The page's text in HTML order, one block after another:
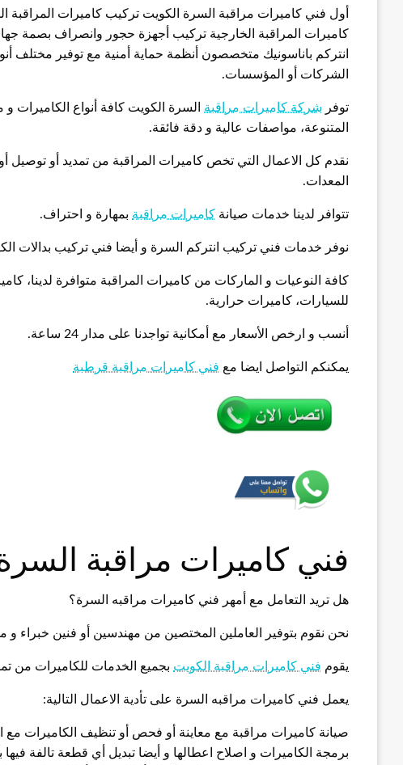
أول فني كاميرات مراقبة السرة الكويت تركيب كاميرات المراقبة
كاميرات المراقبة الخارجية تركيب أجهزة حجور وانصراف بصمة
انتركم باناسونيك متخصصون أنظمة حماية أمنية مع توفير مختلف
الشركات أو المؤسسات.
توفر شركة كاميرات مراقبة السرة الكويت كافة أنواع الكاميرات
المتنوعة، مواصفات عالية و دقة فائقة.
نقدم كل الاعمال التي تخص كاميرات المراقبة من تمديد أو توصيل
المعدات.
تتوافر لدينا خدمات صيانة كاميرات مراقبة بمهارة و احتراف.
نوفر خدمات فني تركيب انتركم السرة و أيضا فني تركيب بدالات
كافة النوعيات و الماركات من كاميرات المراقبة متوافرة لدينا،
للسيارات، كاميرات حرارية.
أنسب و ارخص الأسعار مع أمكانية تواجدنا على مدار 24 ساعة.
يمكنكم التواصل ايضا مع فني كاميرات مراقبة قرطبة
فني كاميرات مراقبة
هل تريد التعامل مع أمهر فني كاميرات مراقبه السرة؟
نحن نقوم بتوفير العاملين المختصين من مهندسين أو فنين خبراء و
يقوم فني كاميرات مراقبة الكويت بجميع الخدمات للكاميرات من
يعمل فني كاميرات مراقبه السرة على تأدية الاعمال التالية:
صيانة كاميرات مراقبة مع معاينة أو فحص أو تنظيف الكاميرات مع
برمجة الكاميرات و اصلاح اعطالها و أيضا تبديل أي قطعة تالفة فيها